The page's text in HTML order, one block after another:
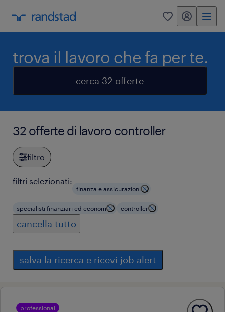
0 my randstad
trova il lavoro che fa per te.
cerca 32 offerte
32 offerte di lavoro controller
filtro
filtri selezionati:
finanza e assicurazioni
specialisti finanziari ed econom controller
cancella tutto
salva la ricerca e ricevi job alert
professional